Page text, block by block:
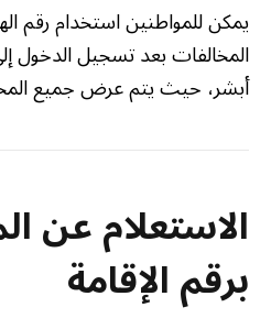
يمكن للمواطنين استخدام رقم
المخالفات بعد تسجيل
أبشر، حيث يتم عرض جميع
الاستعلام عن
برقم الإقامة